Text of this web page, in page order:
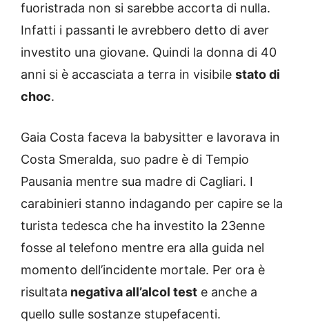
fuoristrada non si sarebbe accorta di nulla.
Infatti i passanti le avrebbero detto di aver
investito una giovane. Quindi la donna di 40
anni si è accasciata a terra in visibile stato di
choc.
Gaia Costa faceva la babysitter e lavorava in
Costa Smeralda, suo padre è di Tempio
Pausania mentre sua madre di Cagliari. I
carabinieri stanno indagando per capire se la
turista tedesca che ha investito la 23enne
fosse al telefono mentre era alla guida nel
momento dell’incidente mortale. Per ora è
risultata negativa all’alcol test e anche a
quello sulle sostanze stupefacenti.